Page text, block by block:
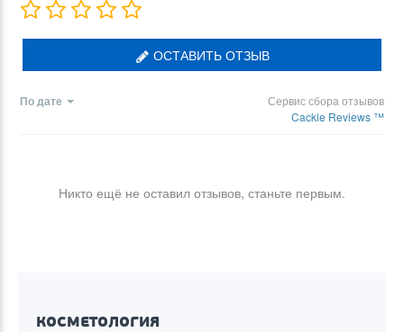
ОСТАВИТЬ ОТЗЫВ
По дате
Сервис сбора отзывов
Cackle Reviews ™
Никто ещё не оставил отзывов, станьте первым.
КОСМЕТОЛОГИЯ